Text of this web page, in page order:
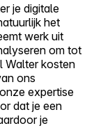
je digitale
het
werk uit
om tot
Walter kosten
ons
expertise
dat je een
je